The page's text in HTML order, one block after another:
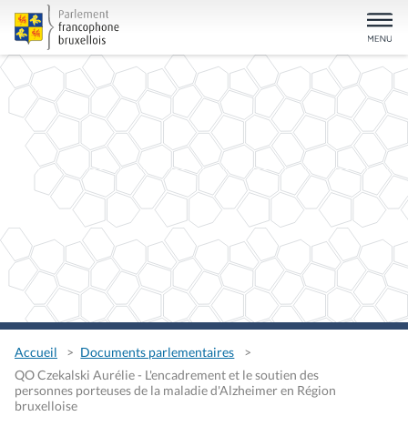
Accueil
Documents parlementaires
QO Czekalski Aurélie - L'encadrement et le soutien des
personnes porteuses de la maladie d'Alzheimer en Région
bruxelloise